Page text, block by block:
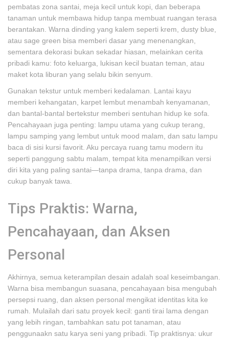
pembatas zona santai, meja kecil untuk kopi, dan beberapa
tanaman untuk membawa hidup tanpa membuat ruangan terasa
berantakan. Warna dinding yang kalem seperti krem, dusty blue,
atau sage green bisa memberi dasar yang menenangkan,
sementara dekorasi bukan sekadar hiasan, melainkan cerita
pribadi kamu: foto keluarga, lukisan kecil buatan teman, atau
maket kota liburan yang selalu bikin senyum.
Gunakan tekstur untuk memberi kedalaman. Lantai kayu
memberi kehangatan, karpet lembut menambah kenyamanan,
dan bantal-bantal bertekstur memberi sentuhan hidup ke sofa.
Pencahayaan juga penting: lampu utama yang cukup terang,
lampu samping yang lembut untuk mood malam, dan satu lampu
baca di sisi kursi favorit. Aku percaya ruang tamu modern itu
seperti panggung sabtu malam, tempat kita menampilkan versi
diri kita yang paling santai—tanpa drama, tanpa drama, dan
cukup banyak tawa.
Tips Praktis: Warna,
Pencahayaan, dan Aksen
Personal
Akhirnya, semua keterampilan desain adalah soal keseimbangan.
Warna bisa membangun suasana, pencahayaan bisa mengubah
persepsi ruang, dan aksen personal mengikat identitas kita ke
rumah. Mulailah dari satu proyek kecil: ganti tirai lama dengan
yang lebih ringan, tambahkan satu pot tanaman, atau
penggunaakn satu karya seni yang pribadi. Tip praktisnya: ukur